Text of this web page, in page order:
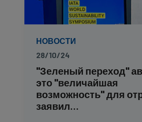
НОВОСТИ
28/10/24
"Зеленый переход"
это "величайшая
возможность" для
заявил…